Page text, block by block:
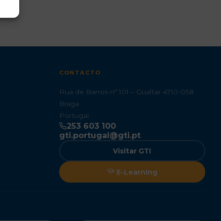
CONTACTO
Rua de Barros nº 101 – Gualtar 4710-058
Braga
Portugal
253 603 100
gti.portugal@gti.pt
Visitar GTI
E-Learning